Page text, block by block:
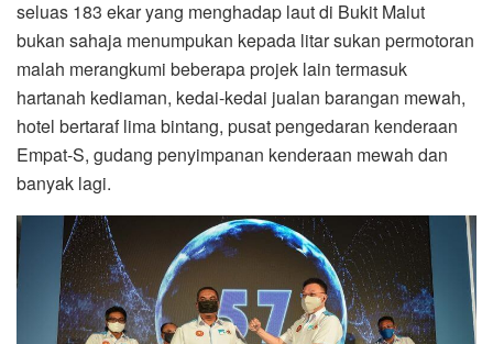
seluas 183 ekar yang menghadap laut di Bukit Malut
bukan sahaja menumpukan kepada litar sukan permotoran
malah merangkumi beberapa projek lain termasuk
hartanah kediaman, kedai-kedai jualan barangan mewah,
hotel bertaraf lima bintang, pusat pengedaran kenderaan
Empat-S, gudang penyimpanan kenderaan mewah dan
banyak lagi.